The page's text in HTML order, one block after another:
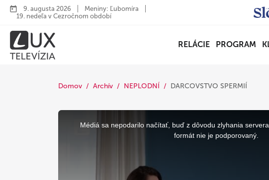
9. augusta 2026
Meniny: Ľubomíra
19. nedeľa v Cezročnom období
RELÁCIE PROGRAM
Domov Archív NEPLODNÍ DARCOVSTVO SPERMIÍ
This
Médiá sa nepodarilo načítať, buď z dôvodu zlyhania
formát nie je podporovaný.